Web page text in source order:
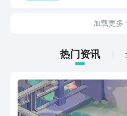
同时还会有大
定都分享出来，
玩家，都不要错
加载更多
热门资讯